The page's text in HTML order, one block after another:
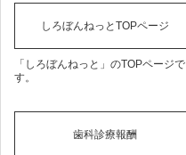
しろぼんねっとTOPページ
「しろぼんねっと」のTOPページで
す。
歯科診療報酬